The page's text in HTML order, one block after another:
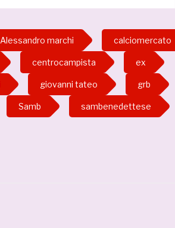
Alessandro marchi calciomercato
centrocampista ex
giovanni tateo grb
Samb sambenedettese